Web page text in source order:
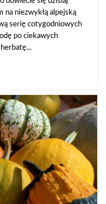
na niezwykłą alpejską
serię cotygodniowych
po ciekawych